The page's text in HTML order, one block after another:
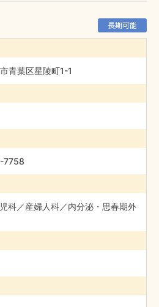
長期可能
青葉区星陵町1-1
7758
科／産婦人科／内分泌・思春期外